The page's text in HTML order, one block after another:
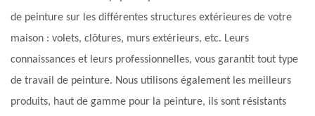
de peinture sur les différentes structures extérieures de votre
maison : volets, clôtures, murs extérieurs, etc. Leurs
connaissances et leurs professionnelles, vous garantit tout type
de travail de peinture. Nous utilisons également les meilleurs
produits, haut de gamme pour la peinture, ils sont résistants